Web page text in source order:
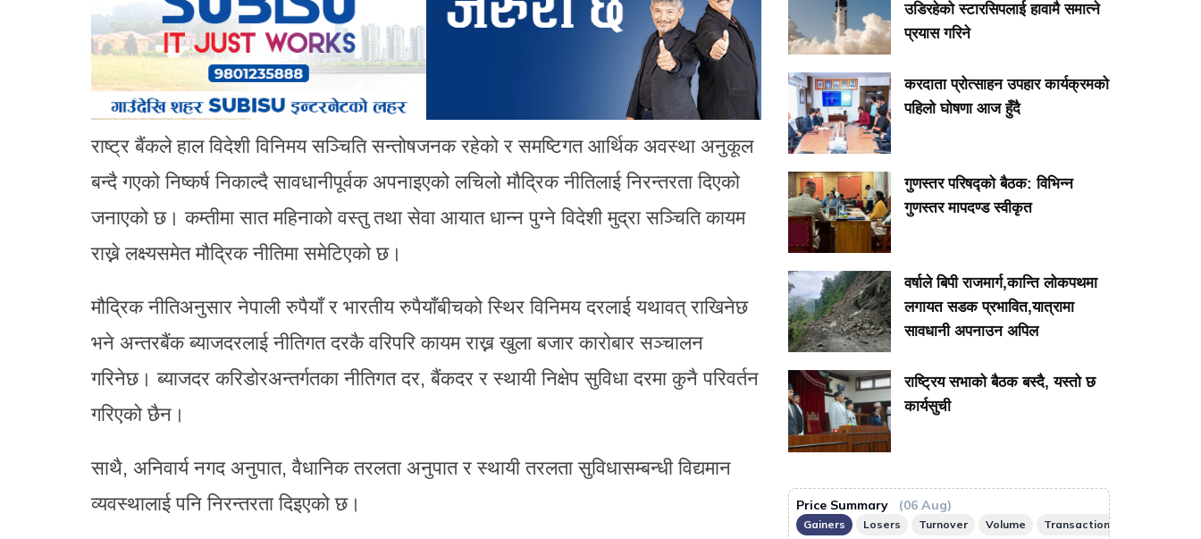
राष्ट्र बैंकले हाल विदेशी विनिमय सञ्चिति सन्तोषजनक रहेको र समष्टिगत आर्थिक अवस्था अनुकूल
बन्दै गएको निष्कर्ष निकाल्दै सावधानीपूर्वक अपनाइएको लचिलो मौद्रिक नीतिलाई निरन्तरता दिएको
जनाएको छ। कम्तीमा सात महिनाको वस्तु तथा सेवा आयात धान्न पुग्ने विदेशी मुद्रा सञ्चिति कायम
राख्ने लक्ष्यसमेत मौद्रिक नीतिमा समेटिएको छ।
मौद्रिक नीतिअनुसार नेपाली रुपैयाँ र भारतीय रुपैयाँबीचको स्थिर विनिमय दरलाई यथावत् राखिनेछ
भने अन्तरबैंक ब्याजदरलाई नीतिगत दरकै वरिपरि कायम राख्न खुला बजार कारोबार सञ्चालन
गरिनेछ। ब्याजदर करिडोरअन्तर्गतका नीतिगत दर, बैंकदर र स्थायी निक्षेप सुविधा दरमा कुनै परिवर्तन
गरिएको छैन।
साथै, अनिवार्य नगद अनुपात, वैधानिक तरलता अनुपात र स्थायी तरलता सुविधासम्बन्धी विद्यमान
व्यवस्थालाई पनि निरन्तरता दिइएको छ।
उडिरहेको स्टारसिपलाई हावामै समात्ने
प्रयास गरिने
करदाता प्रोत्साहन उपहार कार्यक्रमको
पहिलो घोषणा आज हुँदै
गुणस्तर परिषद्को बैठक: विभिन्न
गुणस्तर मापदण्ड स्वीकृत
वर्षाले बिपी राजमार्ग,कान्ति लोकपथमा
लगायत सडक प्रभावित,यात्रामा
सावधानी अपनाउन अपिल
राष्ट्रिय सभाको बैठक बस्दै, यस्तो छ
कार्यसुची